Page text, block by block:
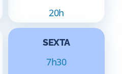
20h
SEXTA
7h30